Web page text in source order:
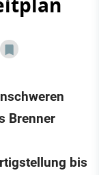
Brenner
bis